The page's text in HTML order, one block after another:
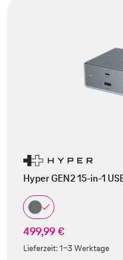
Hyper GEN2 15-in-1
499,99 €
Lieferzeit:1-3 Werktage